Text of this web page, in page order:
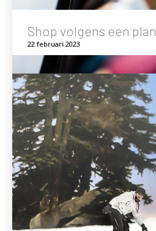
Shop volgens een plan
22 februari 2023